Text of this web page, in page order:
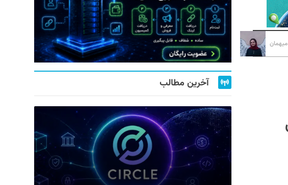
آخرین مطالب